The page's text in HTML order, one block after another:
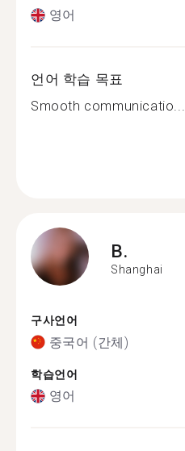
영어
언어 학습 목표
Smooth communicatio...
B.
Shanghai
구사언어
중국어 (간체)
학습언어
영어